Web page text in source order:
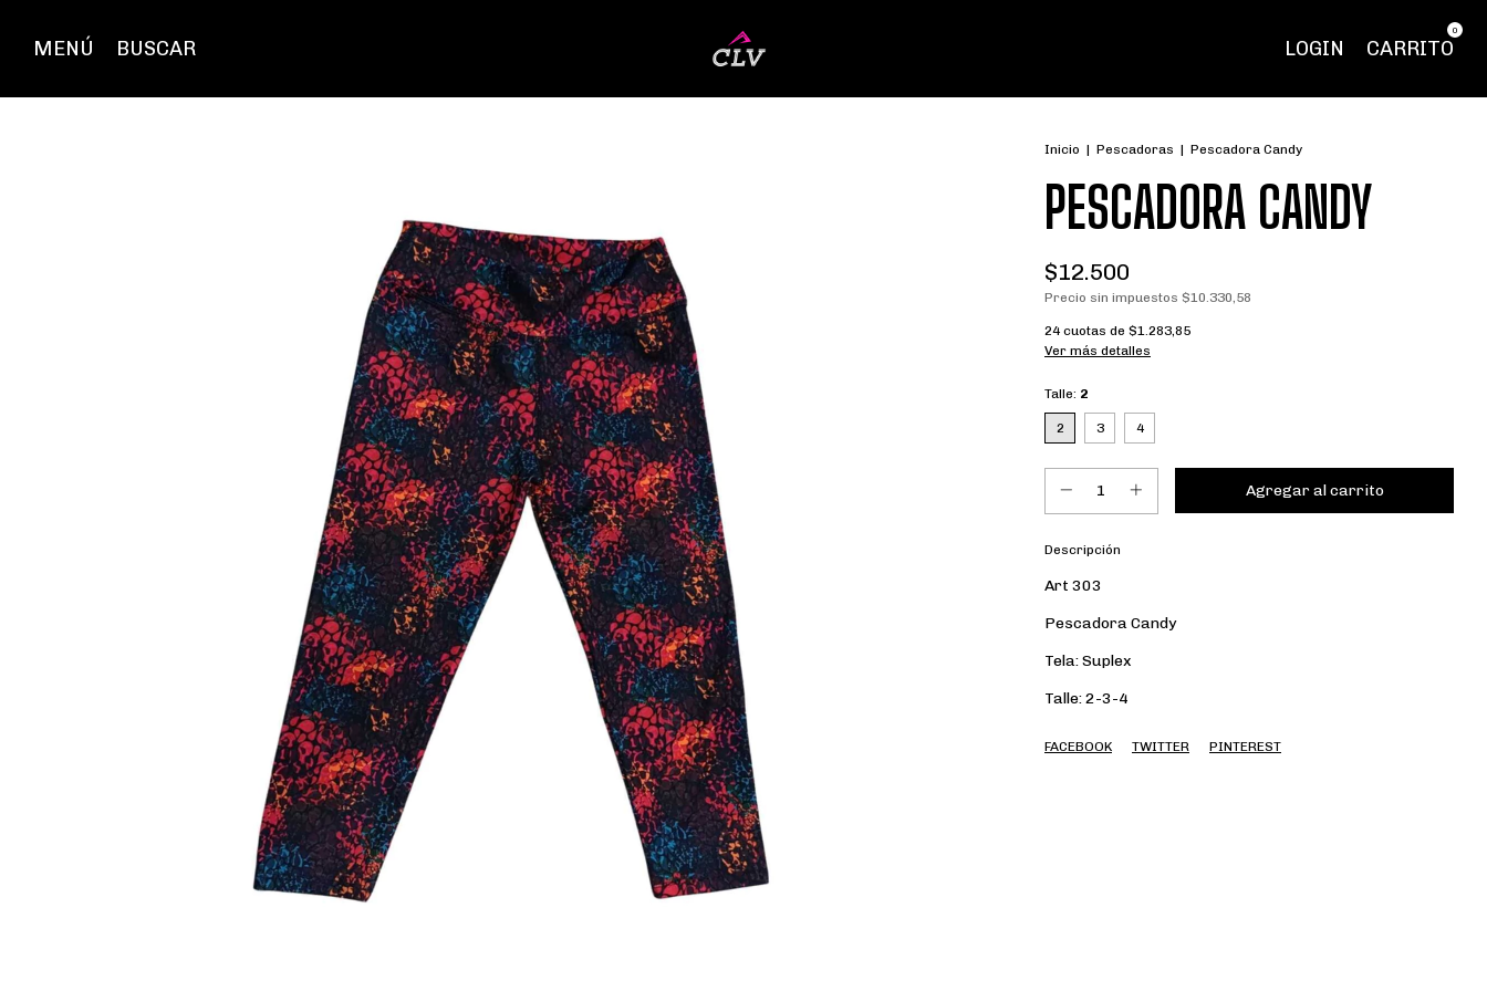
MENÚ BUSCAR LOGIN CARRITO
0
Inicio | Pescadoras | Pescadora Candy
PESCADORA CANDY
$12.500
Precio sin impuestos $10.330,58
24 cuotas de $1.283,85
Ver más detalles
Talle: 2
2 3 4
Descripción
Art 303
Pescadora Candy
Tela: Suplex
Talle: 2-3-4
FACEBOOK TWITTER PINTEREST